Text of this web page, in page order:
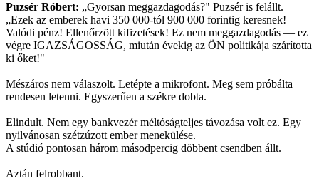
Puzsér Róbert: „Gyorsan meggazdagodás?" Puzsér is felállt.
„Ezek az emberek havi 350 000-tól 900 000 forintig keresnek!
Valódi pénz! Ellenőrzött kifizetések! Ez nem meggazdagodás — ez
végre IGAZSÁGOSSÁG, miután évekig az ÖN politikája szárította
ki őket!"
Mészáros nem válaszolt. Letépte a mikrofont. Meg sem próbálta
rendesen letenni. Egyszerűen a székre dobta.
Elindult. Nem egy bankvezér méltóságteljes távozása volt ez. Egy
nyilvánosan szétzúzott ember menekülése.
A stúdió pontosan három másodpercig döbbent csendben állt.
Aztán felrobbant.